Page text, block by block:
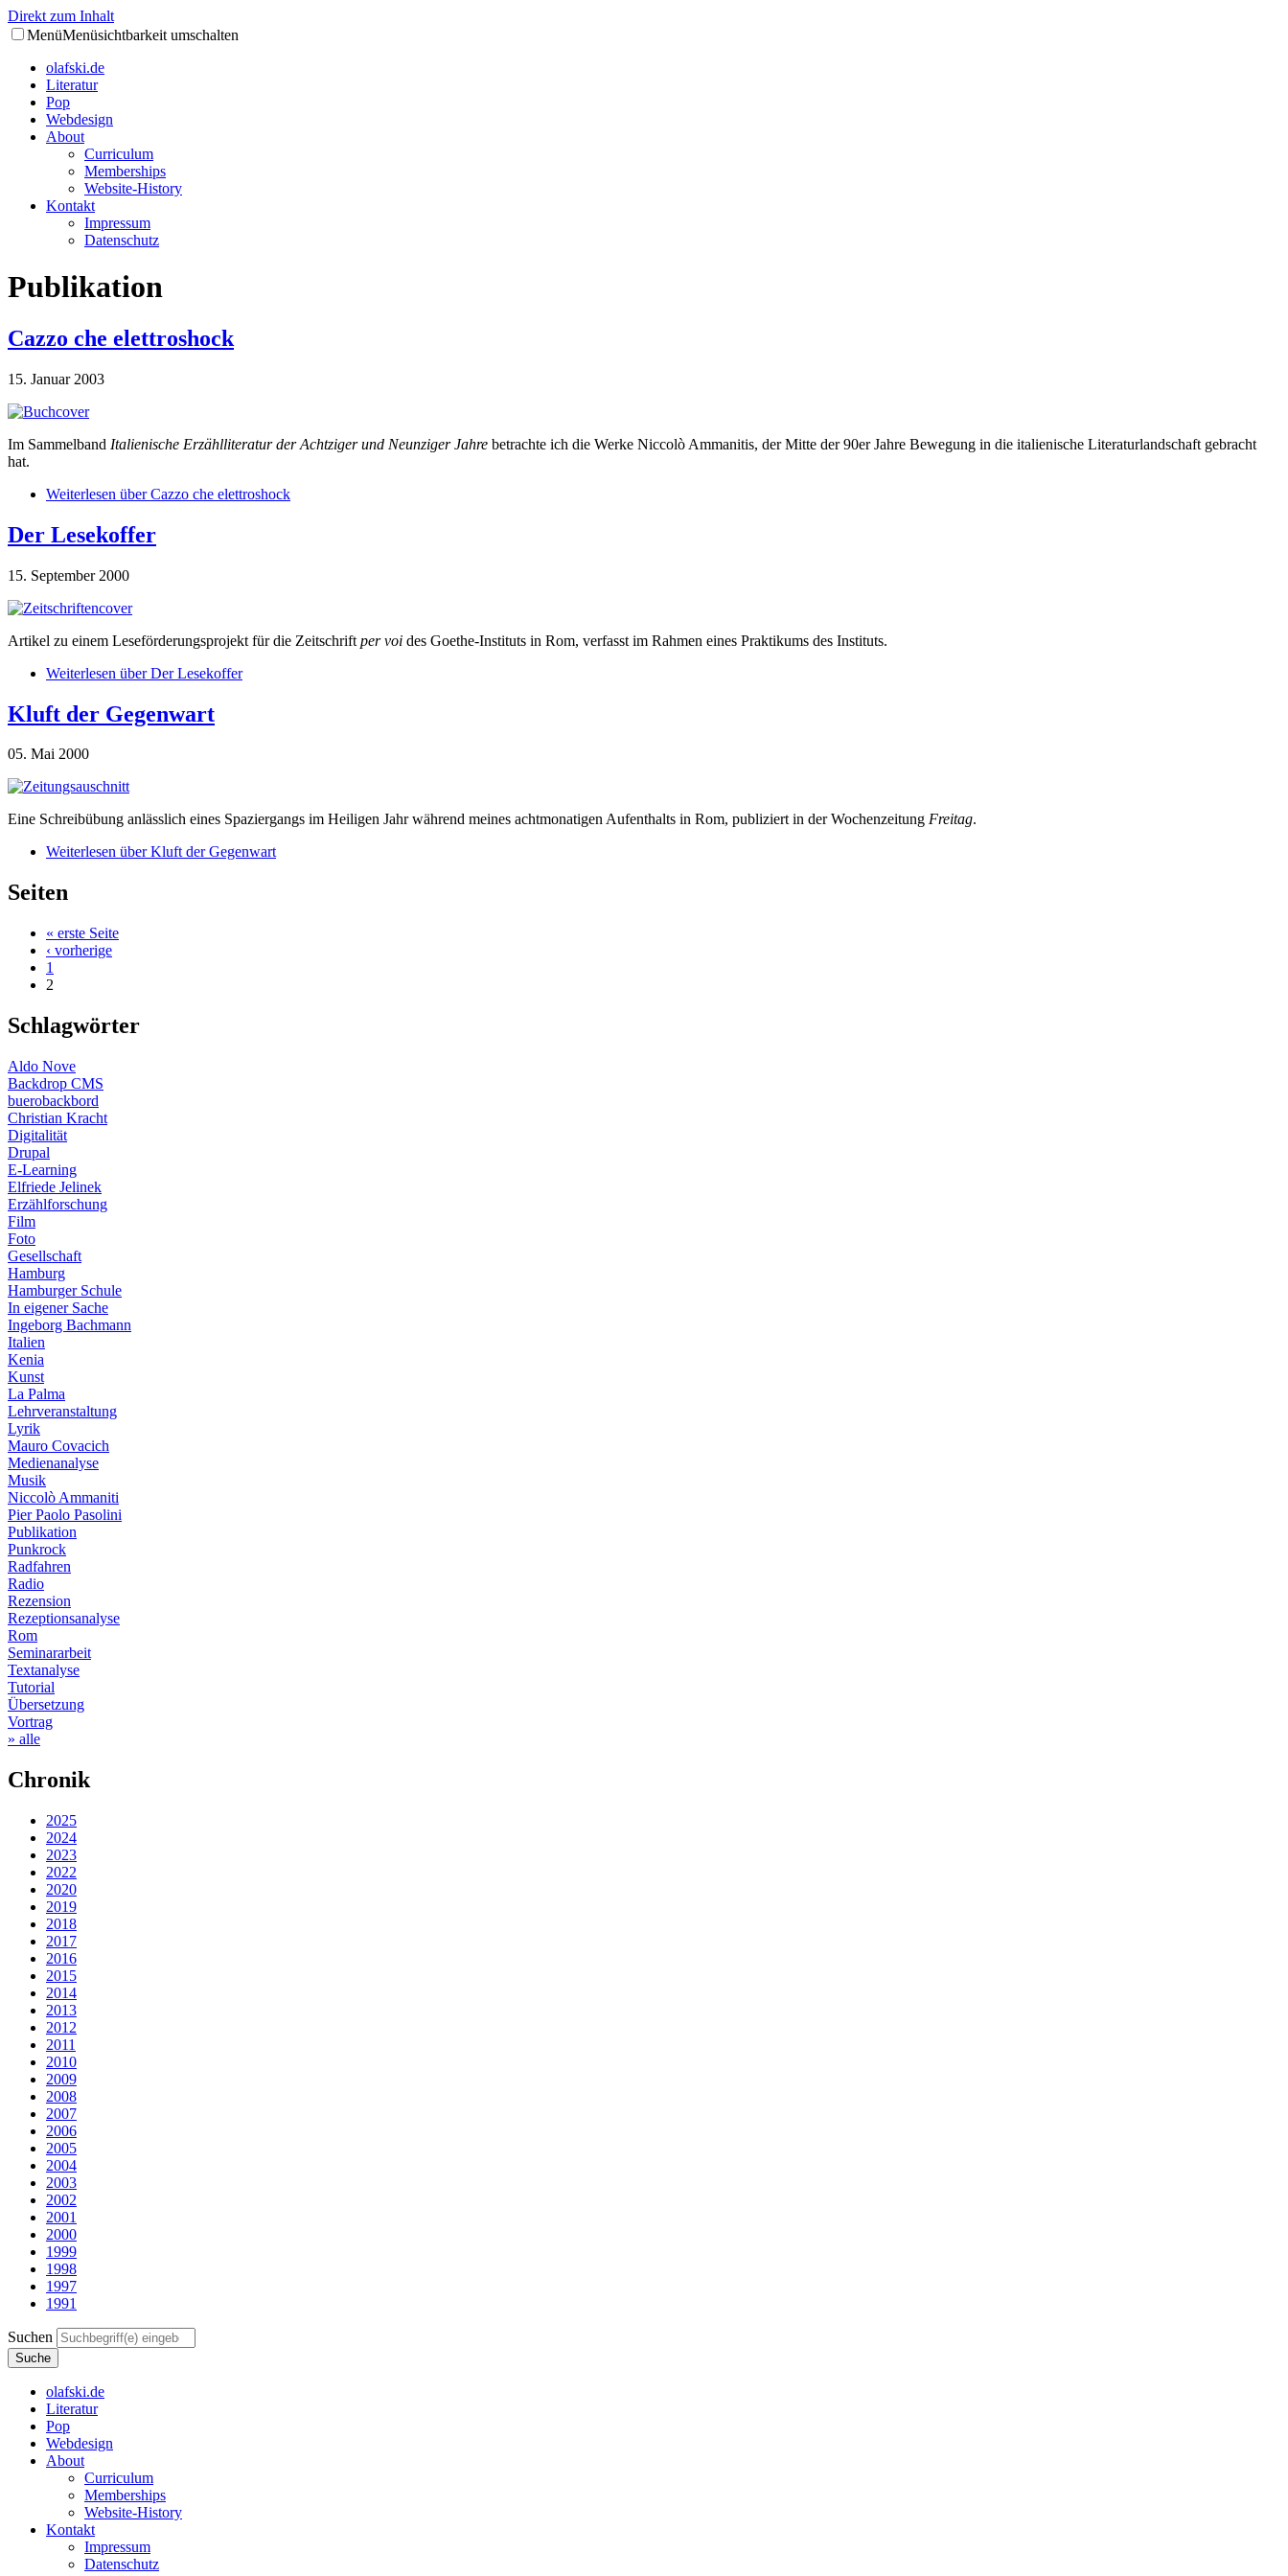
Direkt zum Inhalt
MenüMenüsichtbarkeit umschalten
olafski.de
Literatur
Pop
Webdesign
About
Curriculum
Memberships
Website-History
Kontakt
Impressum
Datenschutz
Publikation
Cazzo che elettroshock
15. Januar 2003
Im Sammelband Italienische Erzählliteratur der Achtziger und Neunziger Jahre betrachte ich die Werke Niccolò Ammanitis, der Mitte der 90er Jahre Bewegung in die italienische Literaturlandschaft gebracht
hat.
Weiterlesen über Cazzo che elettroshock
Der Lesekoffer
15. September 2000
Artikel zu einem Leseförderungsprojekt für die Zeitschrift per voi des Goethe-Instituts in Rom, verfasst im Rahmen eines Praktikums des Instituts.
Weiterlesen über Der Lesekoffer
Kluft der Gegenwart
05. Mai 2000
Eine Schreibübung anlässlich eines Spaziergangs im Heiligen Jahr während meines achtmonatigen Aufenthalts in Rom, publiziert in der Wochenzeitung Freitag.
Weiterlesen über Kluft der Gegenwart
Seiten
« erste Seite
‹ vorherige
1
2
Schlagwörter
Aldo Nove
Backdrop CMS
buerobackbord
Christian Kracht
Digitalität
Drupal
E-Learning
Elfriede Jelinek
Erzählforschung
Film
Foto
Gesellschaft
Hamburg
Hamburger Schule
In eigener Sache
Ingeborg Bachmann
Italien
Kenia
Kunst
La Palma
Lehrveranstaltung
Lyrik
Mauro Covacich
Medienanalyse
Musik
Niccolò Ammaniti
Pier Paolo Pasolini
Publikation
Punkrock
Radfahren
Radio
Rezension
Rezeptionsanalyse
Rom
Seminararbeit
Textanalyse
Tutorial
Übersetzung
Vortrag
» alle
Chronik
2025
2024
2023
2022
2020
2019
2018
2017
2016
2015
2014
2013
2012
2011
2010
2009
2008
2007
2006
2005
2004
2003
2002
2001
2000
1999
1998
1997
1991
Suchen
olafski.de
Literatur
Pop
Webdesign
About
Curriculum
Memberships
Website-History
Kontakt
Impressum
Datenschutz